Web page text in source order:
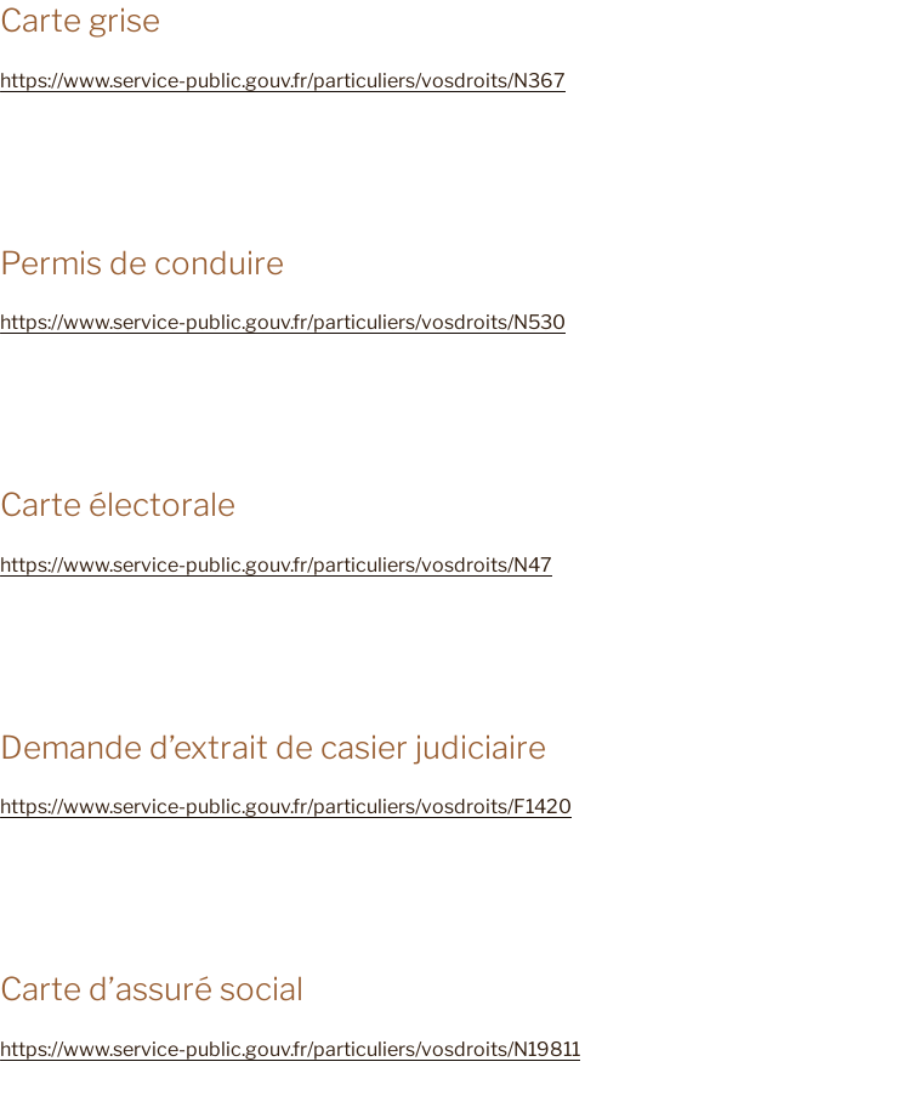
Carte grise
https://www.service-public.gouv.fr/particuliers/vosdroits/N367
Permis de conduire
https://www.service-public.gouv.fr/particuliers/vosdroits/N530
Carte électorale
https://www.service-public.gouv.fr/particuliers/vosdroits/N47
Demande d’extrait de casier judiciaire
https://www.service-public.gouv.fr/particuliers/vosdroits/F1420
Carte d’assuré social
https://www.service-public.gouv.fr/particuliers/vosdroits/N19811